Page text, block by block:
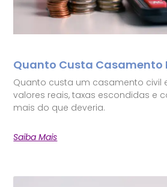
Quanto Custa Casamento
Quanto custa um casamento civil
valores reais, taxas escondidas e
mais do que deveria.
Saiba Mais